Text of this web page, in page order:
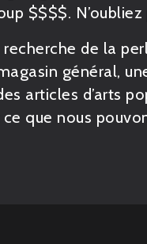
$$$$.
de la
général,
articles d’arts
que nous